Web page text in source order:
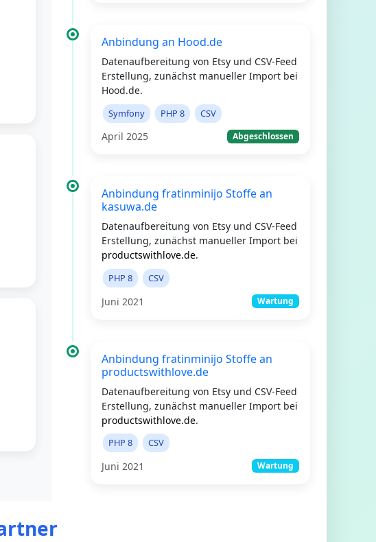
Anbindung an Hood.de
Datenaufbereitung von Etsy und CSV-Feed
Erstellung, zunächst manueller Import bei
Hood.de.
Symfony PHP 8 CSV
April 2025 Abgeschlossen
Anbindung fratinminijo Stoffe an
kasuwa.de
Datenaufbereitung von Etsy und CSV-Feed
Erstellung, zunächst manueller Import bei
productswithlove.de.
PHP 8 CSV
Juni 2021 Wartung
Anbindung fratinminijo Stoffe an
productswithlove.de
Datenaufbereitung von Etsy und CSV-Feed
Erstellung, zunächst manueller Import bei
productswithlove.de.
PHP 8 CSV
Juni 2021 Wartung